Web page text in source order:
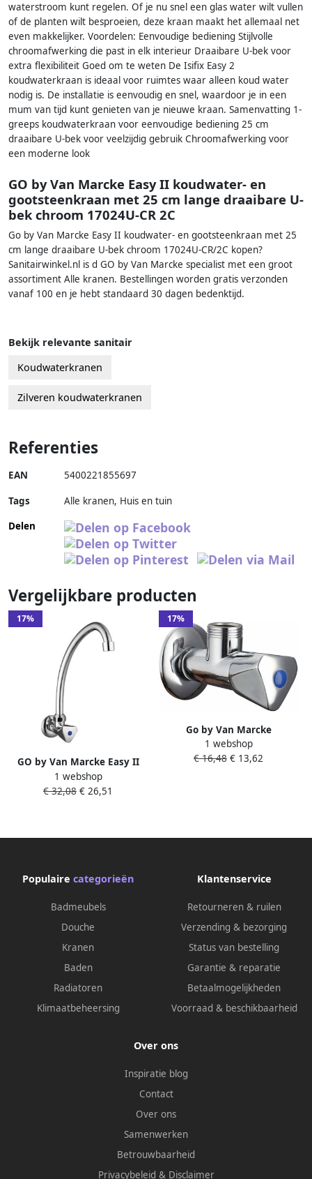
waterstroom kunt regelen. Of je nu snel een glas water wilt vullen
of de planten wilt besproeien, deze kraan maakt het allemaal net
even makkelijker. Voordelen: Eenvoudige bediening Stijlvolle
chroomafwerking die past in elk interieur Draaibare U-bek voor
extra flexibiliteit Goed om te weten De Isifix Easy 2
koudwaterkraan is ideaal voor ruimtes waar alleen koud water
nodig is. De installatie is eenvoudig en snel, waardoor je in een
mum van tijd kunt genieten van je nieuwe kraan. Samenvatting 1-
greeps koudwaterkraan voor eenvoudige bediening 25 cm
draaibare U-bek voor veelzijdig gebruik Chroomafwerking voor
een moderne look
GO by Van Marcke Easy II koudwater- en
gootsteenkraan met 25 cm lange draaibare U-
bek chroom 17024U-CR 2C
Go by Van Marcke Easy II koudwater- en gootsteenkraan met 25
cm lange draaibare U-bek chroom 17024U-CR/2C kopen?
Sanitairwinkel.nl is d GO by Van Marcke specialist met een groot
assortiment Alle kranen. Bestellingen worden gratis verzonden
vanaf 100 en je hebt standaard 30 dagen bedenktijd.
Bekijk relevante sanitair
Koudwaterkranen
Zilveren koudwaterkranen
Referenties
EAN 5400221855697
Tags
Alle kranen, Huis en tuin
Delen
Vergelijkbare producten
17%
GO by Van Marcke Easy II
draaibare koudwaterkraan
20cm hoog chroom 17024H-
1 webshop
€ 32,08 € 26,51
17%
Go by Van Marcke
Koudwaterkraan Isifix Easy 2
Muur chroom
1 webshop
€ 16,48 € 13,62
Populaire categorieën
Badmeubels
Douche
Kranen
Baden
Radiatoren
Klimaatbeheersing
Klantenservice
Retourneren & ruilen
Verzending & bezorging
Status van bestelling
Garantie & reparatie
Betaalmogelijkheden
Voorraad & beschikbaarheid
Over ons
Inspiratie blog
Contact
Over ons
Samenwerken
Betrouwbaarheid
Privacybeleid & Disclaimer